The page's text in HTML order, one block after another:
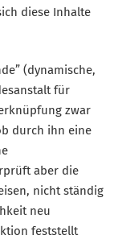
diese Inhalte
(dynamische,
für
zwar
durch ihn eine
aber die
nicht ständig
neu
feststellt